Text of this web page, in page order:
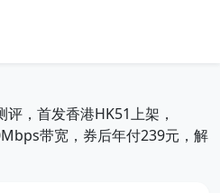
，首发香港HK51上架，
带宽，券后年付239元，解